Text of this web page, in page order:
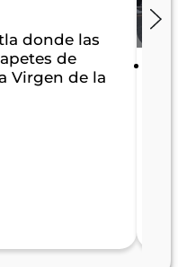
donde las
de
Virgen de la